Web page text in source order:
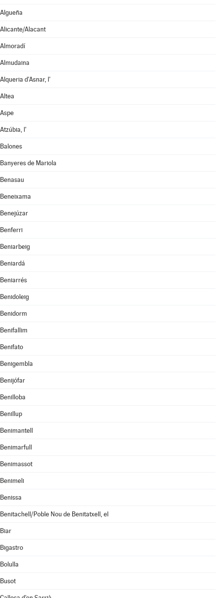
Algueña
Alicante/Alacant
Almoradí
Almudaina
Alqueria d'Asnar, l'
Altea
Aspe
Atzúbia, l'
Balones
Banyeres de Mariola
Benasau
Beneixama
Benejúzar
Benferri
Beniarbeig
Beniardá
Beniarrés
Benidoleig
Benidorm
Benifallim
Benifato
Benigembla
Benijófar
Benilloba
Benillup
Benimantell
Benimarfull
Benimassot
Benimeli
Benissa
Benitachell/Poble Nou de Benitatxell, el
Biar
Bigastro
Bolulla
Busot